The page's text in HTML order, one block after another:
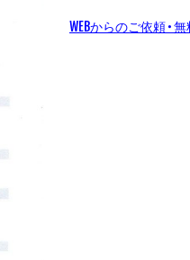
WEBからのご依頼・